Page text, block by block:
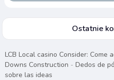
Ostatnie
LCB Local casino Consider: Come
Downs Construction -Dedos de
sobre las ideas